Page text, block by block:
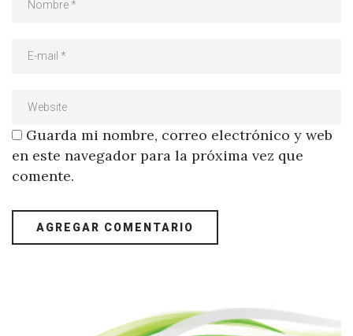
Guarda mi nombre, correo electrónico y web
en este navegador para la próxima vez que
comente.